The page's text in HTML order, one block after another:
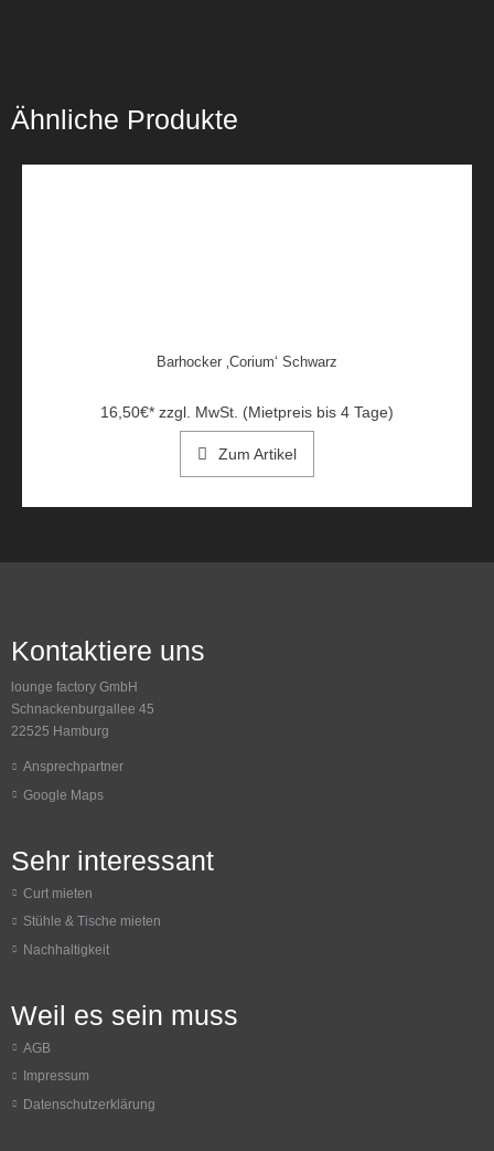
Ähnliche Produkte
Barhocker ‚Corium‘ Schwarz
16,50€* zzgl. MwSt. (Mietpreis bis 4 Tage)
Zum Artikel
Kontaktiere uns
lounge factory GmbH
Schnackenburgallee 45
22525 Hamburg
Ansprechpartner
Google Maps
Sehr interessant
Curt mieten
Stühle & Tische mieten
Nachhaltigkeit
Weil es sein muss
AGB
Impressum
Datenschutzerklärung